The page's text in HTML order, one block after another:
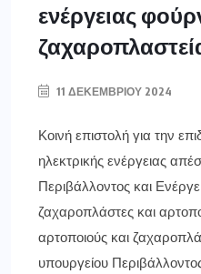
ενέργειας
11 ΔΕΚΕΜΒΡΊΟΥ 2024
Κοινή επιστολή για την
ηλεκτρικής ενέργειας
Περιβάλλοντος και
ζαχαροπλάστες και
αρτοποιούς και
υπουργείου